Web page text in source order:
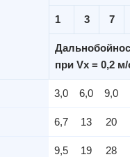
1 3 7
при Vх = 0,2 м/
3,0 6,0 9,0
6,7 13 20
9,5 19 28